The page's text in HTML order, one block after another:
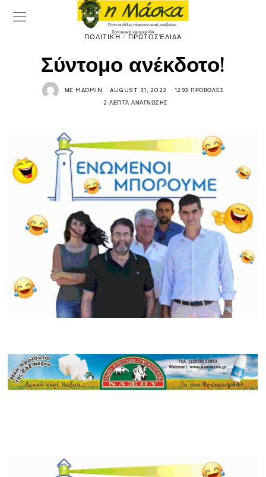
ΠΟΛΙΤΙΚΉ / ΠΡΩΤΟΣΈΛΙΔΑ
Σύντομο ανέκδοτο!
ΜΕMADMIN AUGUST 31, 2022 1293 ΠΡΟΒΟΛΈΣ
2 ΛΕΠΤΆ ΑΝΆΓΝΩΣΗΣ